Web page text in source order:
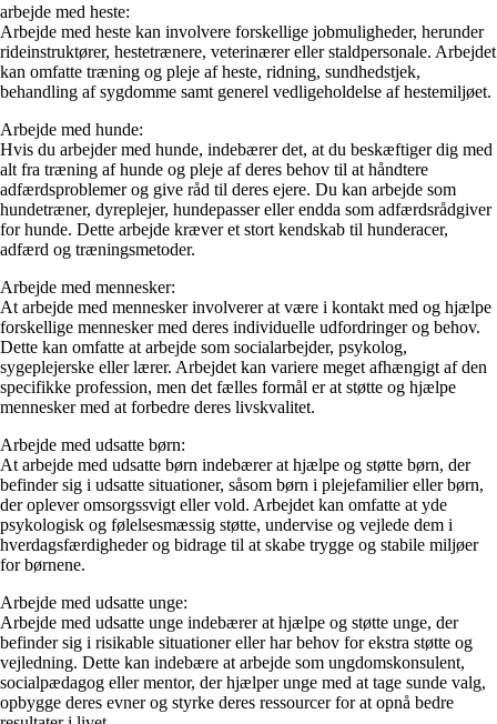
arbejde med heste:
Arbejde med heste kan involvere forskellige jobmuligheder, herunder
rideinstruktører, hestetrænere, veterinærer eller staldpersonale. Arbejdet
kan omfatte træning og pleje af heste, ridning, sundhedstjek,
behandling af sygdomme samt generel vedligeholdelse af hestemiljøet.
Arbejde med hunde:
Hvis du arbejder med hunde, indebærer det, at du beskæftiger dig med
alt fra træning af hunde og pleje af deres behov til at håndtere
adfærdsproblemer og give råd til deres ejere. Du kan arbejde som
hundetræner, dyreplejer, hundepasser eller endda som adfærdsrådgiver
for hunde. Dette arbejde kræver et stort kendskab til hunderacer,
adfærd og træningsmetoder.
Arbejde med mennesker:
At arbejde med mennesker involverer at være i kontakt med og hjælpe
forskellige mennesker med deres individuelle udfordringer og behov.
Dette kan omfatte at arbejde som socialarbejder, psykolog,
sygeplejerske eller lærer. Arbejdet kan variere meget afhængigt af den
specifikke profession, men det fælles formål er at støtte og hjælpe
mennesker med at forbedre deres livskvalitet.
Arbejde med udsatte børn:
At arbejde med udsatte børn indebærer at hjælpe og støtte børn, der
befinder sig i udsatte situationer, såsom børn i plejefamilier eller børn,
der oplever omsorgssvigt eller vold. Arbejdet kan omfatte at yde
psykologisk og følelsesmæssig støtte, undervise og vejlede dem i
hverdagsfærdigheder og bidrage til at skabe trygge og stabile miljøer
for børnene.
Arbejde med udsatte unge:
Arbejde med udsatte unge indebærer at hjælpe og støtte unge, der
befinder sig i risikable situationer eller har behov for ekstra støtte og
vejledning. Dette kan indebære at arbejde som ungdomskonsulent,
socialpædagog eller mentor, der hjælper unge med at tage sunde valg,
opbygge deres evner og styrke deres ressourcer for at opnå bedre